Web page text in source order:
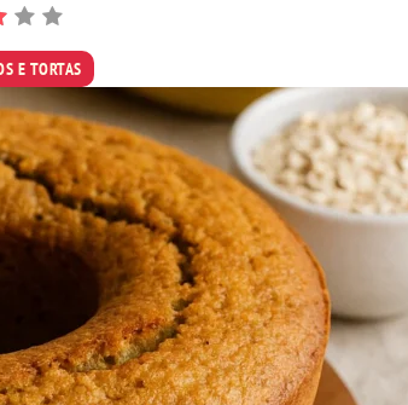
E TORTAS